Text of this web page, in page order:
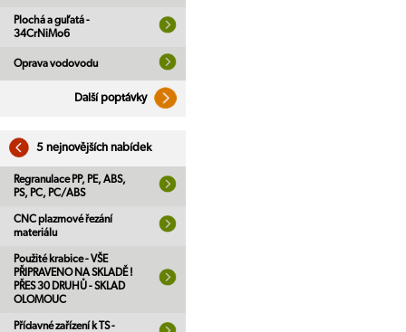
Plochá a guľatá -
34CrNiMo6
Oprava vodovodu
Další poptávky
5 nejnovějších nabídek
Regranulace PP, PE, ABS,
PS, PC, PC/ABS
CNC plazmové řezání
materiálu
Použité krabice - VŠE
PŘIPRAVENO NA SKLADĚ !
PŘES 30 DRUHŮ - SKLAD
OLOMOUC
Přídavné zařízení k TS -